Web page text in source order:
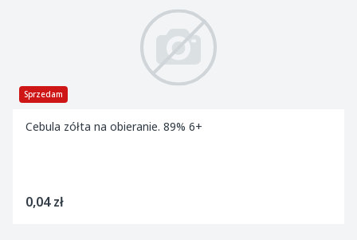
Sprzedam
Cebula zółta na obieranie. 89% 6+
0,04 zł